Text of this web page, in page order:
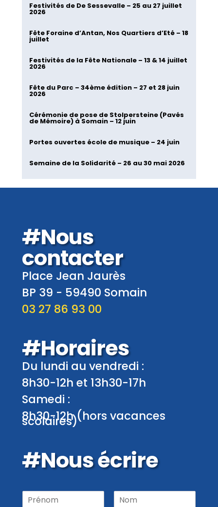
Festivités de De Sessevalle – 25 au 27 juillet
2026
Fête Foraine d’Antan, Nos Quartiers d’Eté – 18
juillet
Festivités de la Fête Nationale – 13 & 14 juillet
2026
Fête du Parc – 34ème édition – 27 et 28 juin
2026
Cérémonie de pose de Stolpersteine (Pavés
de Mémoire) à Somain – 12 juin
Portes ouvertes école de musique – 24 juin
Semaine de la Solidarité – 26 au 30 mai 2026
#Nous
contacter
Place Jean Jaurès
BP 39 - 59490 Somain
03 27 86 93 00
#Horaires
Du lundi au vendredi :
8h30-12h et 13h30-17h
Samedi :
8h30-12h (hors vacances
scolaires)
#Nous écrire
P